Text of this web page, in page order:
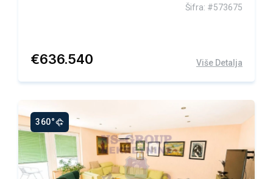
Šifra: #573675
€636.540 Više Detalja
360°